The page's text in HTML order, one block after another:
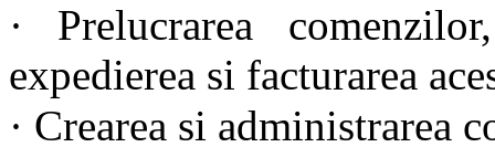
· Prelucrarea
expedierea si facturarea
· Crearea si administrarea